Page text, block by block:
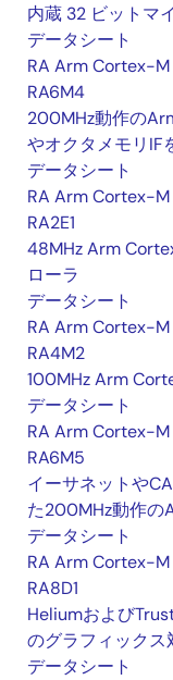
内蔵 32 ビットマ
データシート
RA Arm Cortex-M
RA6M4
200MHz動作の
やオクタメモリIF
データシート
RA Arm Cortex-M
RA2E1
48MHz Arm
ローラ
データシート
RA Arm Cortex-M
RA4M2
100MHz Arm
データシート
RA Arm Cortex-M
RA6M5
イーサネットや
た200MHz動作の
データシート
RA Arm Cortex-M
RA8D1
Heliumおよび
のグラフィックス
データシート